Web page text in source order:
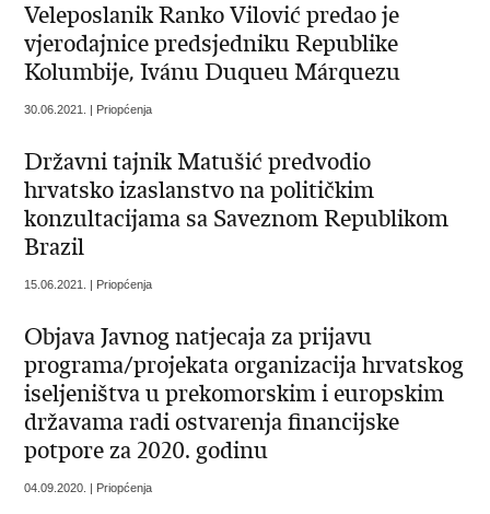
Veleposlanik Ranko Vilović predao je
vjerodajnice predsjedniku Republike
Kolumbije, Ivánu Duqueu Márquezu
30.06.2021. | Priopćenja
Državni tajnik Matušić predvodio
hrvatsko izaslanstvo na političkim
konzultacijama sa Saveznom Republikom
Brazil
15.06.2021. | Priopćenja
Objava Javnog natjecaja za prijavu
programa/projekata organizacija hrvatskog
iseljeništva u prekomorskim i europskim
državama radi ostvarenja financijske
potpore za 2020. godinu
04.09.2020. | Priopćenja